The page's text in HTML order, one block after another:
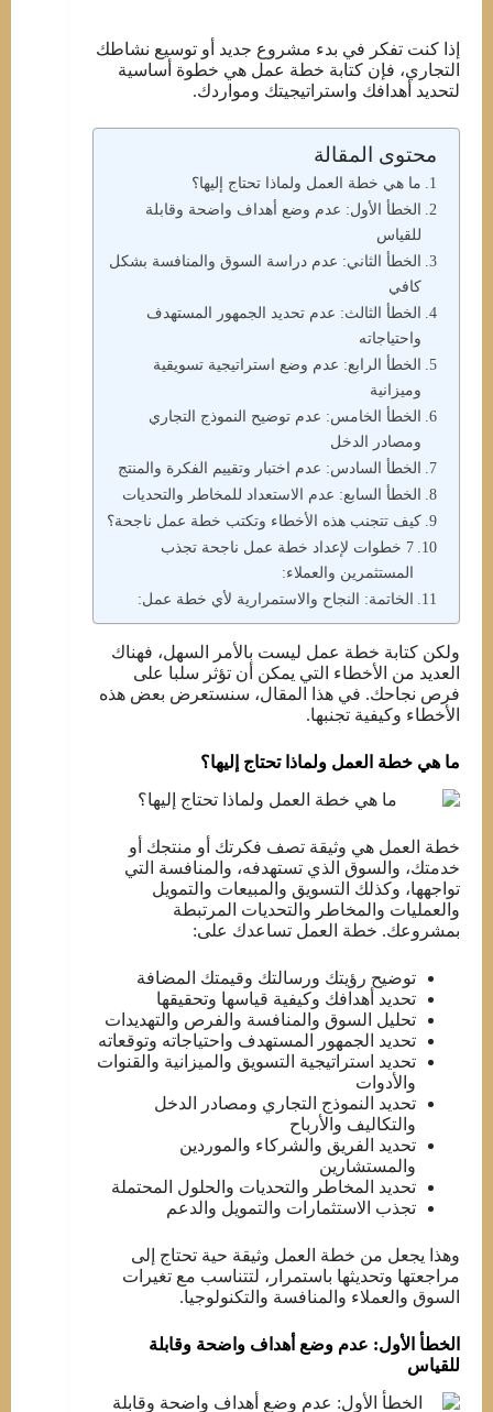
إذا كنت تفكر في بدء مشروع جديد أو توسيع نشاطك
التجاري، فإن كتابة خطة عمل هي خطوة أساسية
لتحديد أهدافك واستراتيجيتك ومواردك.
محتوى المقالة
ما هي خطة العمل ولماذا تحتاج إليها؟
الخطأ الأول: عدم وضع أهداف واضحة وقابلة
للقياس
الخطأ الثاني: عدم دراسة السوق والمنافسة بشكل
كافي
الخطأ الثالث: عدم تحديد الجمهور المستهدف
واحتياجاته
الخطأ الرابع: عدم وضع استراتيجية تسويقية
وميزانية
الخطأ الخامس: عدم توضيح النموذج التجاري
ومصادر الدخل
الخطأ السادس: عدم اختبار وتقييم الفكرة والمنتج
الخطأ السابع: عدم الاستعداد للمخاطر والتحديات
كيف تتجنب هذه الأخطاء وتكتب خطة عمل ناجحة؟
7 خطوات لإعداد خطة عمل ناجحة تجذب
المستثمرين والعملاء:
الخاتمة: النجاح والاستمرارية لأي خطة عمل:
ولكن كتابة خطة عمل ليست بالأمر السهل، فهناك
العديد من الأخطاء التي يمكن أن تؤثر سلبا على
فرص نجاحك. في هذا المقال، سنستعرض بعض هذه
الأخطاء وكيفية تجنبها.
ما هي خطة العمل ولماذا تحتاج إليها؟
خطة العمل هي وثيقة تصف فكرتك أو منتجك أو
خدمتك، والسوق الذي تستهدفه، والمنافسة التي
تواجهها، وكذلك التسويق والمبيعات والتمويل
والعمليات والمخاطر والتحديات المرتبطة
بمشروعك. خطة العمل تساعدك على:
توضيح رؤيتك ورسالتك وقيمتك المضافة
تحديد أهدافك وكيفية قياسها وتحقيقها
تحليل السوق والمنافسة والفرص والتهديدات
تحديد الجمهور المستهدف واحتياجاته وتوقعاته
تحديد استراتيجية التسويق والميزانية والقنوات
والأدوات
تحديد النموذج التجاري ومصادر الدخل
والتكاليف والأرباح
تحديد الفريق والشركاء والموردين
والمستشارين
تحديد المخاطر والتحديات والحلول المحتملة
تجذب الاستثمارات والتمويل والدعم
وهذا يجعل من خطة العمل وثيقة حية تحتاج إلى
مراجعتها وتحديثها باستمرار، لتتناسب مع تغيرات
السوق والعملاء والمنافسة والتكنولوجيا.
الخطأ الأول: عدم وضع أهداف واضحة وقابلة
للقياس